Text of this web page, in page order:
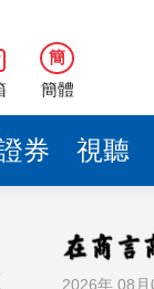
簡
簡體
券 視聽
2026年 08月